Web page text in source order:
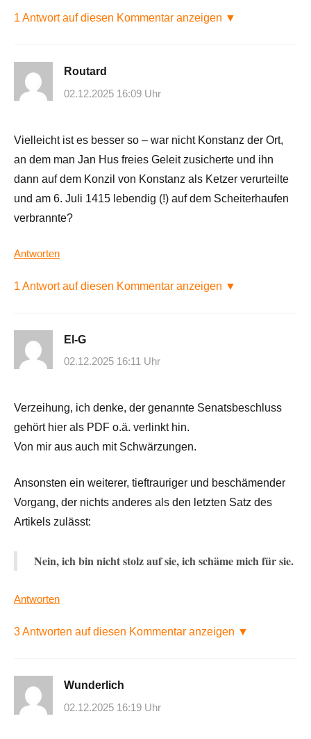
1 Antwort auf diesen Kommentar anzeigen ▼
Routard
02.12.2025 16:09 Uhr
Vielleicht ist es besser so – war nicht Konstanz der Ort,
an dem man Jan Hus freies Geleit zusicherte und ihn
dann auf dem Konzil von Konstanz als Ketzer verurteilte
und am 6. Juli 1415 lebendig (!) auf dem Scheiterhaufen
verbrannte?
Antworten
1 Antwort auf diesen Kommentar anzeigen ▼
El-G
02.12.2025 16:11 Uhr
Verzeihung, ich denke, der genannte Senatsbeschluss
gehört hier als PDF o.ä. verlinkt hin.
Von mir aus auch mit Schwärzungen.
Ansonsten ein weiterer, tieftrauriger und beschämender
Vorgang, der nichts anderes als den letzten Satz des
Artikels zulässt:
Nein, ich bin nicht stolz auf sie, ich schäme mich für sie.
Antworten
3 Antworten auf diesen Kommentar anzeigen ▼
Wunderlich
02.12.2025 16:19 Uhr